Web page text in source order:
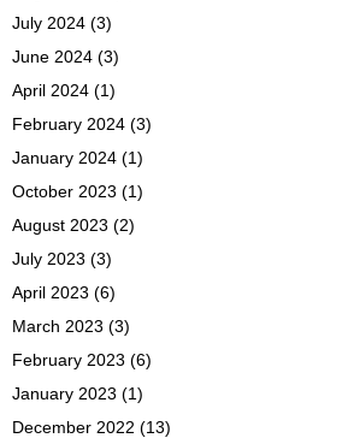
July 2024 (3)
June 2024 (3)
April 2024 (1)
February 2024 (3)
January 2024 (1)
October 2023 (1)
August 2023 (2)
July 2023 (3)
April 2023 (6)
March 2023 (3)
February 2023 (6)
January 2023 (1)
December 2022 (13)